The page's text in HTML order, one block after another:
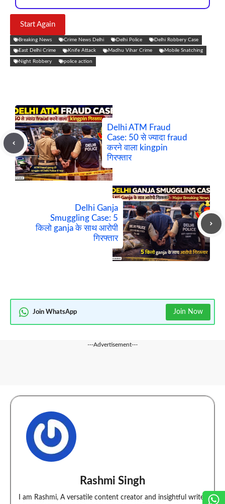
Start Again
Breaking News Crime News Delhi Delhi Police Delhi Robbery Case
East Delhi Crime Knife Attack Madhu Vihar Crime Mobile Snatching
Night Robbery police action
Delhi ATM Fraud
Case: 50 से ज्यादा fraud
करने वाला kingpin
गिरफ्तार
Delhi Ganja
Smuggling Case: 5
किलो ganja के साथ आरोपी
गिरफ्तार
Join WhatsApp Join Now
---Advertisement---
Rashmi Singh
I am Rashmi, A versatile content creator and insightful writer